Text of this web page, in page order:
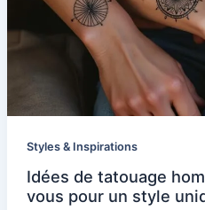
Styles & Inspirations
Idées de tatouage
vous pour un style